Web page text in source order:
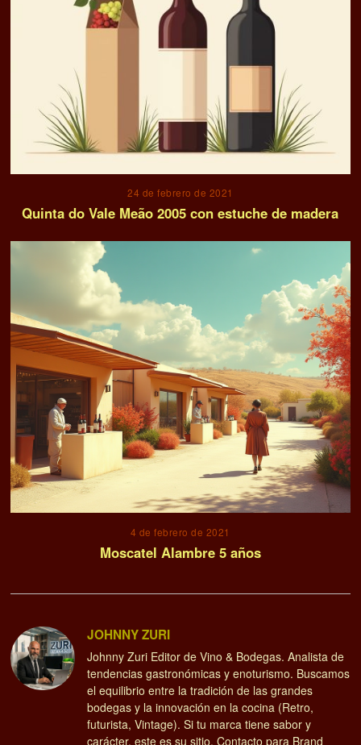
24 de febrero de 2021
Quinta do Vale Meão 2005 con estuche de madera
4 de febrero de 2021
Moscatel Alambre 5 años
JOHNNY ZURI
Johnny Zuri Editor de Vino & Bodegas. Analista de
tendencias gastronómicas y enoturismo. Buscamos
el equilibrio entre la tradición de las grandes
bodegas y la innovación en la cocina (Retro,
futurista, Vintage). Si tu marca tiene sabor y
carácter, este es su sitio. Contacto para Brand